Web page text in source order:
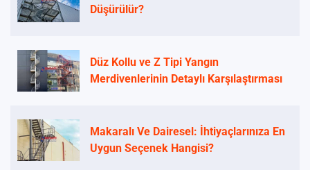
Düşürülür?
Düz Kollu ve Z Tipi Yangın
Merdivenlerinin Detaylı Karşılaştırması
Makaralı Ve Dairesel: İhtiyaçlarınıza En
Uygun Seçenek Hangisi?